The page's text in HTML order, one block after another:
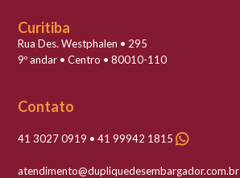
Curitiba
Rua Des. Westphalen • 295
9º andar • Centro • 80010-110
Contato
41 3027 0919 • 41 99942 1815
atendimento@dupliquedesembargador.com.br